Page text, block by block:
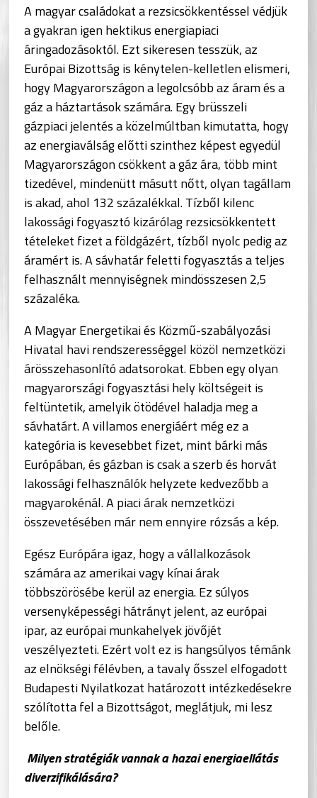
A magyar családokat a rezsicsökkentéssel védjük
a gyakran igen hektikus energiapiaci
áringadozásoktól. Ezt sikeresen tesszük, az
Európai Bizottság is kénytelen-kelletlen elismeri,
hogy Magyarországon a legolcsóbb az áram és a
gáz a háztartások számára. Egy brüsszeli
gázpiaci jelentés a közelmúltban kimutatta, hogy
az energiaválság előtti szinthez képest egyedül
Magyarországon csökkent a gáz ára, több mint
tizedével, mindenütt másutt nőtt, olyan tagállam
is akad, ahol 132 százalékkal. Tízből kilenc
lakossági fogyasztó kizárólag rezsicsökkentett
tételeket fizet a földgázért, tízből nyolc pedig az
áramért is. A sávhatár feletti fogyasztás a teljes
felhasznált mennyiségnek mindösszesen 2,5
százaléka.
A Magyar Energetikai és Közmű-szabályozási
Hivatal havi rendszerességgel közöl nemzetközi
árösszehasonlító adatsorokat. Ebben egy olyan
magyarországi fogyasztási hely költségeit is
feltüntetik, amelyik ötödével haladja meg a
sávhatárt. A villamos energiáért még ez a
kategória is kevesebbet fizet, mint bárki más
Európában, és gázban is csak a szerb és horvát
lakossági felhasználók helyzete kedvezőbb a
magyarokénál. A piaci árak nemzetközi
összevetésében már nem ennyire rózsás a kép.
Egész Európára igaz, hogy a vállalkozások
számára az amerikai vagy kínai árak
többszörösébe kerül az energia. Ez súlyos
versenyképességi hátrányt jelent, az európai
ipar, az európai munkahelyek jövőjét
veszélyezteti. Ezért volt ez is hangsúlyos témánk
az elnökségi félévben, a tavaly ősszel elfogadott
Budapesti Nyilatkozat határozott intézkedésekre
szólította fel a Bizottságot, meglátjuk, mi lesz
belőle.
Milyen stratégiák vannak a hazai energiaellátás
diverzifikálására?